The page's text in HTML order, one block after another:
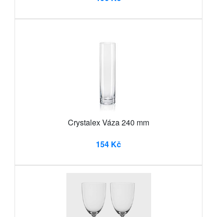
Crystalex Váza 240 mm
154 Kč